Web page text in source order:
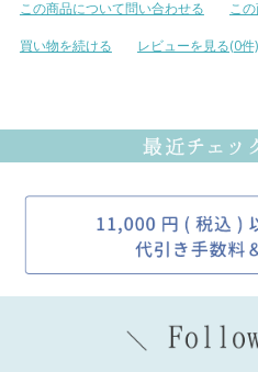
この商品について問い合わせる
こ
買い物を続ける
レビューを見る(0件)